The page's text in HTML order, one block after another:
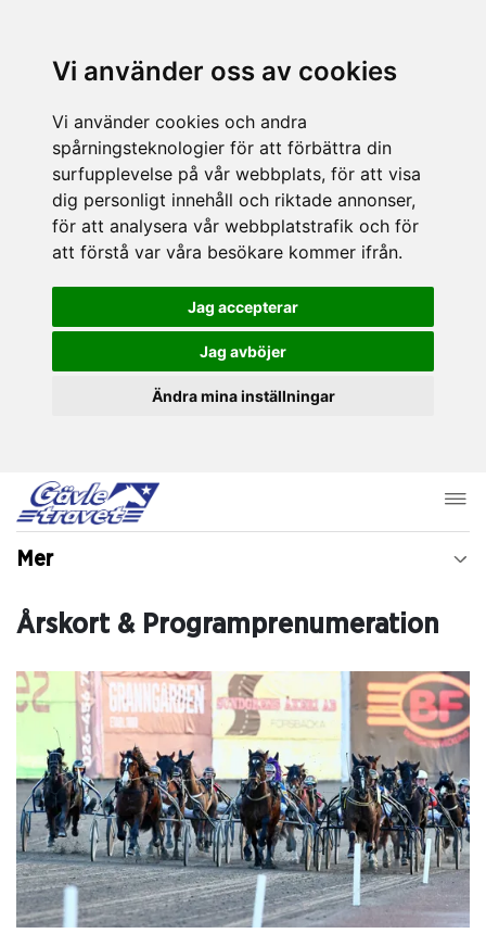
Vi använder oss av cookies
Vi använder cookies och andra
spårningsteknologier för att förbättra din
surfupplevelse på vår webbplats, för att visa
dig personligt innehåll och riktade annonser,
för att analysera vår webbplatstrafik och för
att förstå var våra besökare kommer ifrån.
Jag accepterar
Jag avböjer
Ändra mina inställningar
Mer
Årskort & Programprenumeration